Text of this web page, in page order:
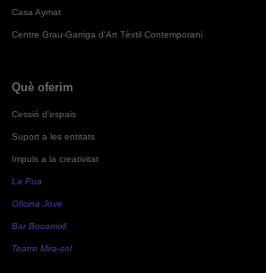
Casa Aymat
Centre Grau-Garriga d'Art Tèxtil Contemporani
Què oferim
Cessió d'espais
Suport a les entitats
Impuls a la creativitat
La Pua
Oficina Jove
Bar Bocamoll
Teatre Mira-sol